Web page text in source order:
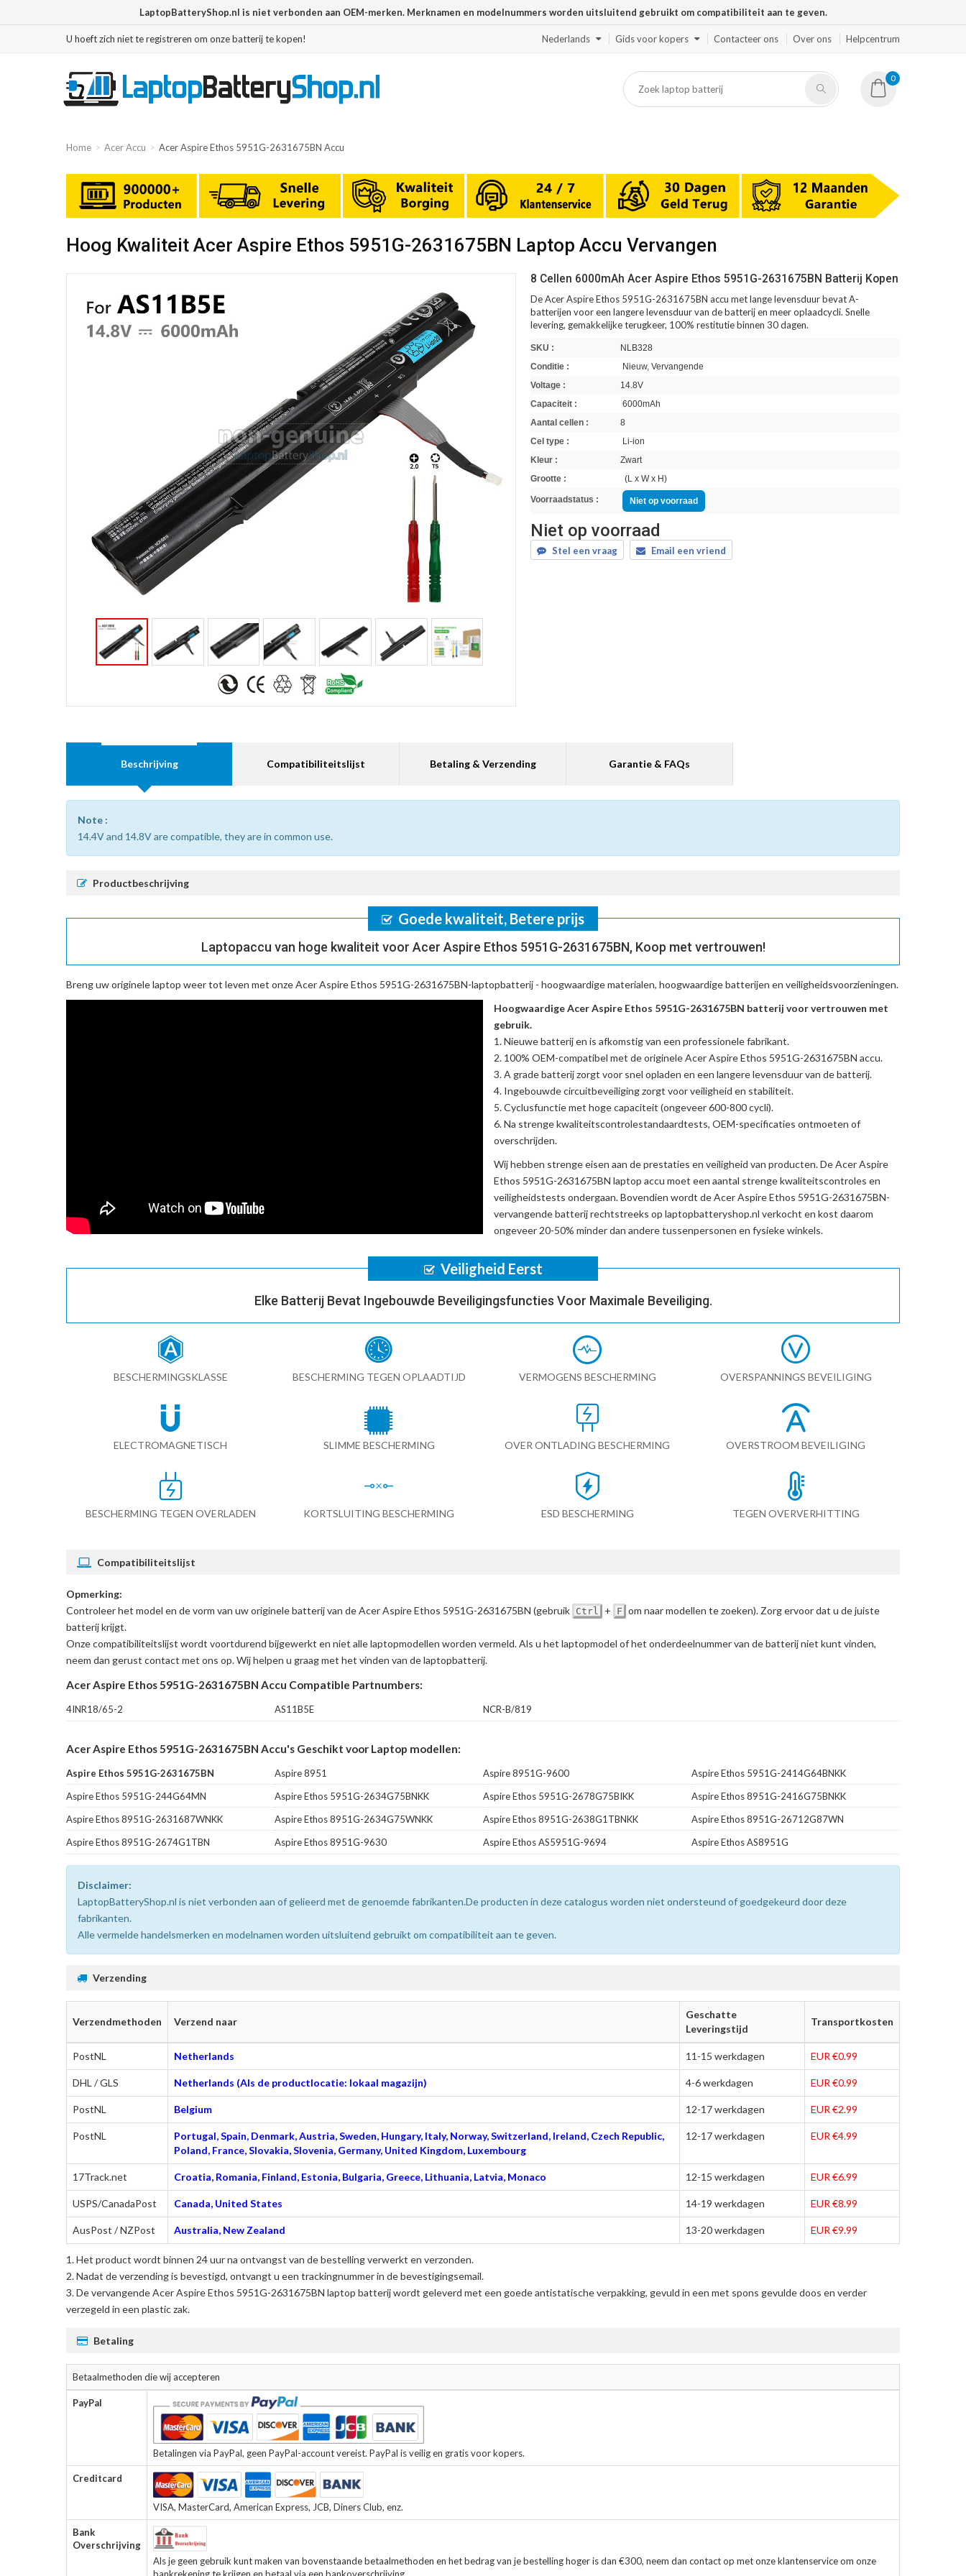
LaptopBatteryShop.nl is niet verbonden aan OEM-merken. Merknamen en modelnummers worden uitsluitend gebruikt om compatibiliteit aan te geven.
U hoeft zich niet te registreren om onze batterij te kopen! Nederlands Gids voor kopers Contacteer ons Over ons Helpcentrum
0
Home Acer Accu Acer Aspire Ethos 5951G-2631675BN Accu
Hoog Kwaliteit Acer Aspire Ethos 5951G-2631675BN Laptop Accu Vervangen
8 Cellen 6000mAh Acer Aspire Ethos 5951G-2631675BN Batterij Kopen
De Acer Aspire Ethos 5951G-2631675BN accu met lange levensduur bevat A-
batterijen voor een langere levensduur van de batterij en meer oplaadcycli. Snelle
levering, gemakkelijke terugkeer, 100% restitutie binnen 30 dagen.
SKU :
NLB328
Conditie :
Nieuw, Vervangende
Voltage :
14.8V
Capaciteit :
6000mAh
Aantal cellen :
8
Cel type :
Li-ion
Kleur :
Zwart
Grootte :
(L x W x H)
Voorraadstatus : Niet op voorraad
Niet op voorraad
Stel een vraag Email een vriend
Beschrijving Compatibiliteitslijst Betaling & Verzending Garantie & FAQs
Note :
14.4V and 14.8V are compatible, they are in common use.
Productbeschrijving
Goede kwaliteit, Betere prijs
Laptopaccu van hoge kwaliteit voor Acer Aspire Ethos 5951G-2631675BN, Koop met vertrouwen!
Breng uw originele laptop weer tot leven met onzeAcer Aspire Ethos 5951G-2631675BN-laptopbatterij - hoogwaardige materialen, hoogwaardige batterijen en veiligheidsvoorzieningen.
Hoogwaardige Acer Aspire Ethos 5951G-2631675BN batterij voor vertrouwen met
gebruik.
Nieuwe batterij en is afkomstig van een professionele fabrikant.
100% OEM-compatibel met deoriginele Acer Aspire Ethos 5951G-2631675BN accu.
A grade batterij zorgt voor snel opladen en een langere levensduur van de batterij.
Ingebouwde circuitbeveiliging zorgt voor veiligheid en stabiliteit.
Cyclusfunctie met hoge capaciteit (ongeveer 600-800 cycli).
Na strenge kwaliteitscontrolestandaardtests, OEM-specificaties ontmoeten of
overschrijden.
Wij hebben strenge eisen aan de prestaties en veiligheid van producten. DeAcer Aspire
Ethos 5951G-2631675BN laptop accu moet een aantal strenge kwaliteitscontroles en
veiligheidstests ondergaan. Bovendien wordt deAcer Aspire Ethos 5951G-2631675BN-
vervangende batterijrechtstreeks op laptopbatteryshop.nl verkocht en kost daarom
ongeveer 20-50% minder dan andere tussenpersonen en fysieke winkels.
Veiligheid Eerst
Elke Batterij Bevat Ingebouwde Beveiligingsfuncties Voor Maximale Beveiliging.
BESCHERMINGSKLASSE BESCHERMING TEGEN OPLAADTIJD VERMOGENS BESCHERMING OVERSPANNINGS BEVEILIGING
ELECTROMAGNETISCH SLIMME BESCHERMING OVER ONTLADING BESCHERMING OVERSTROOM BEVEILIGING
BESCHERMING TEGEN OVERLADEN KORTSLUITING BESCHERMING ESD BESCHERMING TEGEN OVERVERHITTING
Compatibiliteitslijst
Opmerking:
Controleer het model en de vorm van uw originele batterij van de Acer Aspire Ethos 5951G-2631675BN (gebruik Ctrl + F om naar modellen te zoeken). Zorg ervoor dat u de juiste
batterij krijgt.
Onze compatibiliteitslijst wordt voortdurend bijgewerkt en niet alle laptopmodellen worden vermeld. Als u het laptopmodel of het onderdeelnummer van de batterij niet kunt vinden,
neem dan gerust contact met ons op. Wij helpen u graag met het vinden van de laptopbatterij.
Acer Aspire Ethos 5951G-2631675BN Accu Compatible Partnumbers:
4INR18/65-2 AS11B5E NCR-B/819
Acer Aspire Ethos 5951G-2631675BN Accu's Geschikt voor Laptop modellen:
Aspire Ethos 5951G-2631675BN Aspire 8951 Aspire 8951G-9600
Aspire Ethos 5951G-2414G64BNKK
Aspire Ethos 5951G-244G64MN
Aspire Ethos 5951G-2634G75BNKK Aspire Ethos 5951G-2678G75BIKK
Aspire Ethos 8951G-2416G75BNKK
Aspire Ethos 8951G-2631687WNKK
Aspire Ethos 8951G-2634G75WNKK Aspire Ethos 8951G-2638G1TBNKK
Aspire Ethos 8951G-26712G87WN
Aspire Ethos 8951G-2674G1TBN
Aspire Ethos 8951G-9630 Aspire Ethos AS5951G-9694 Aspire Ethos AS8951G
Disclaimer:
LaptopBatteryShop.nl is niet verbonden aan of gelieerd met de genoemde fabrikanten.De producten in deze catalogus worden niet ondersteund of goedgekeurd door deze
fabrikanten.
Alle vermelde handelsmerken en modelnamen worden uitsluitend gebruikt om compatibiliteit aan te geven.
Verzending
Verzendmethoden Verzend naar
Geschatte
Leveringstijd
Transportkosten
PostNL Netherlands 11-15 werkdagen EUR €0.99
DHL / GLS Netherlands (Als de productlocatie: lokaal magazijn) 4-6 werkdagen EUR €0.99
PostNL Belgium 12-17 werkdagen EUR €2.99
PostNL
Portugal, Spain, Denmark, Austria, Sweden, Hungary, Italy, Norway, Switzerland, Ireland, Czech Republic,
Poland, France, Slovakia, Slovenia, Germany, United Kingdom, Luxembourg
12-17 werkdagen EUR €4.99
17Track.net Croatia, Romania, Finland, Estonia, Bulgaria, Greece, Lithuania, Latvia, Monaco 12-15 werkdagen EUR €6.99
USPS/CanadaPost Canada, United States 14-19 werkdagen EUR €8.99
AusPost / NZPost Australia, New Zealand 13-20 werkdagen EUR €9.99
Het product wordt binnen 24 uur na ontvangst van de bestelling verwerkt en verzonden.
Nadat de verzending is bevestigd, ontvangt u een trackingnummer in de bevestigingsemail.
Devervangende Acer Aspire Ethos 5951G-2631675BN laptop batterijwordt geleverd met een goede antistatische verpakking, gevuld in een met spons gevulde doos en verder
verzegeld in een plastic zak.
Betaling
Betaalmethoden die wij accepteren
PayPal
Betalingen via PayPal, geen PayPal-account vereist. PayPal is veilig en gratis voor kopers.
Creditcard
VISA, MasterCard, American Express, JCB, Diners Club, enz.
Bank
Overschrijving
Als je geen gebruik kunt maken van bovenstaande betaalmethoden en het bedrag van je bestelling hoger is dan €300, neem dan contact op met onze klantenservice om onze